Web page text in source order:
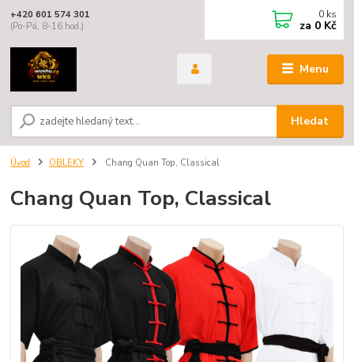
Menu
Hledat
+420 601 574 301
(Po-Pá, 8-16 hod.)
0 ks
za 0 Kč
Úvod OBLEKY Chang Quan Top, Classical
Chang Quan Top, Classical